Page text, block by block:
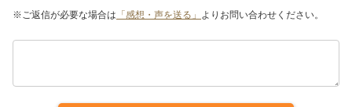
※ご返信が必要な場合は 「感想・声を送る」 よりお問い合わせください。